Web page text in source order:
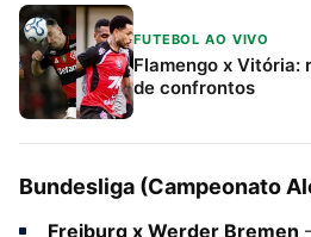
FUTEBOL AO VIVO
Flamengo x
de confrontos
Bundesliga (Campeonato
Freiburg x Werder Bremen